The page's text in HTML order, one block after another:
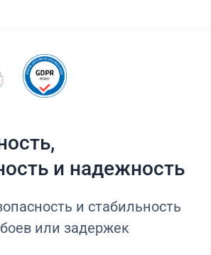
и надежность
и стабильность
или задержек